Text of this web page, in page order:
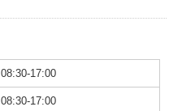
08:30-17:00
08:30-17:00